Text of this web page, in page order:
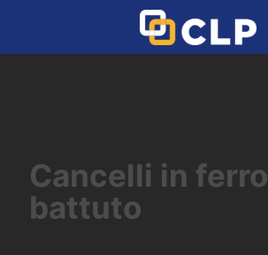
Cancelli in ferro
battuto